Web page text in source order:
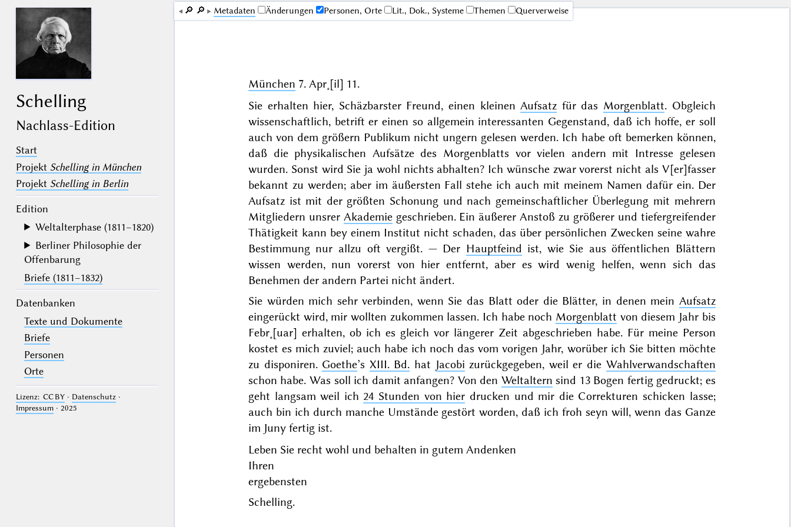
Schelling
Nachlass-Edition
Start
Projekt Schelling in München
Projekt Schelling in Berlin
Edition
Weltalterphase (1811–1820)
Berliner Philosophie der
Offenbarung
Briefe (1811–1832)
Datenbanken
Texte und Dokumente
Briefe
Personen
Orte
Lizenz: CC BY· Datenschutz·
Impressum· 2025
🔎︎ 🔎︎ Me­ta­da­ten Änderungen Personen, Orte Lit., Dok., Systeme Themen Querverweise
München 7. Apr˖[il] 11.
Sie erhalten hier, Schäzbarster Freund, einen kleinenAufsatz für das Morgenblatt. Obgleich
wissenschaftlich, betrift er einen so allgemein interessanten Gegenstand, daß ich hoffe, er soll
auch von dem größern Publikum nicht ungern gelesen werden. Ich habe oft bemerken können,
daß die physikalischen Aufsätze des Morgenblatts vor vielen andern mit Intresse gelesen
wurden. Sonst wird Sie ja wohl nichts abhalten? Ich wünsche zwar vorerst nicht als V[er]fasser
bekannt zu werden; aber im äußersten Fall stehe ich auch mit meinem Namen dafür ein. Der
Aufsatz ist mit der größten Schonung und nach gemeinschaftlicher Überlegung mit mehrern
Mitgliedern unsrer Akademiegeschrieben. Ein äußerer Anstoß zu größerer und tiefergreifender
Thätigkeit kann bey einem Institut nicht schaden, das über persönlichen Zwecken seine wahre
Bestimmung nur allzu oft vergißt. — Der Hauptfeind ist, wie Sie aus öffentlichen Blättern
wissen werden, nun vorerst von hier entfernt, aber es wird wenig helfen, wenn sich das
Benehmen der andern Partei nicht ändert.
Sie würden mich sehr verbinden, wenn Sie das Blatt oder die Blätter, in denen mein Aufsatz
eingerückt wird, mir wollten zukommen lassen. Ich habe noch Morgenblatt von diesem Jahr bis
Febr˖[uar] erhalten, ob ich es gleich vor längerer Zeit abgeschrieben habe. Für meine Person
kostet es mich zuviel; auch habe ich noch das vomvorigen Jahr, worüber ich Sie bitten möchte
zu disponiren. Goethe’s XIII. Bd. hat Jacobi zurückgegeben, weil er die Wahlverwandschaften
schon habe. Was soll ich damit anfangen? Von den Weltaltern sind 13 Bogen fertig gedruckt; es
geht langsam weil ich 24 Stunden von hier drucken und mir die Correkturen schicken lasse;
auch bin ich durch manche Umstände gestört worden, daß ich froh seyn will, wenn das Ganze
im Junyfertig ist.
Leben Sie recht wohl und behalten in gutem Andenken
Ihren
ergebensten
Schelling.